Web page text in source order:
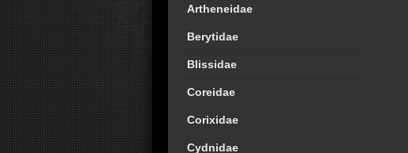
Artheneidae
Berytidae
Blissidae
Coreidae
Corixidae
Cydnidae